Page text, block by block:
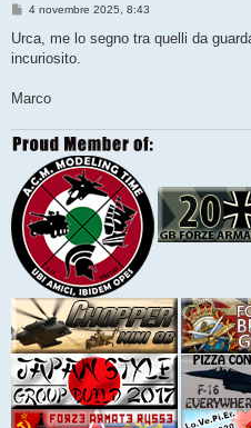
M
s
a
i
4 novembre 2025, 8:43
Urca, me lo segno tra quelli da
incuriosito.
Marco